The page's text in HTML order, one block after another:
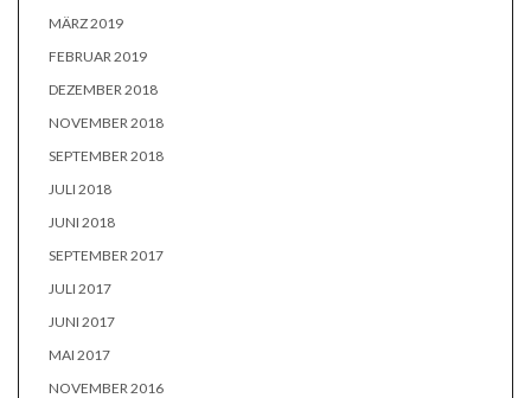
MÄRZ 2019
FEBRUAR 2019
DEZEMBER 2018
NOVEMBER 2018
SEPTEMBER 2018
JULI 2018
JUNI 2018
SEPTEMBER 2017
JULI 2017
JUNI 2017
MAI 2017
NOVEMBER 2016